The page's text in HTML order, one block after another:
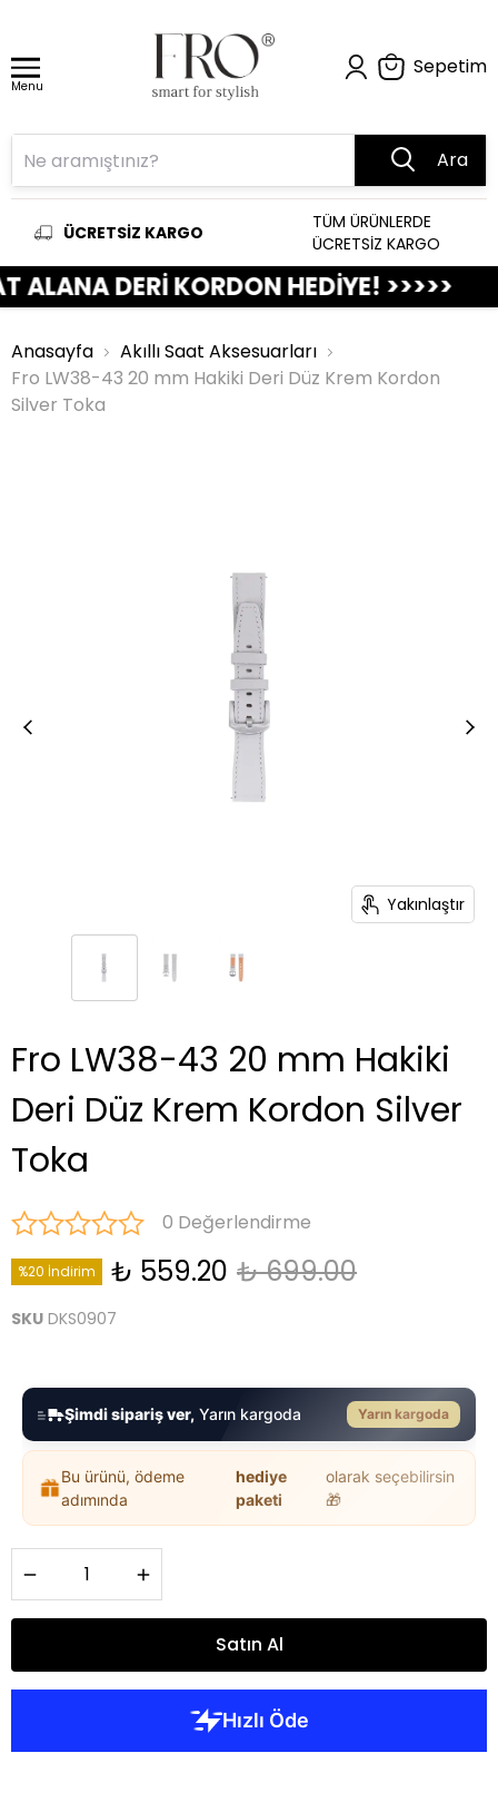
Menu
Sepetim
Ara
ÜCRETSİZ KARGO
TÜM ÜRÜNLERDE
ÜCRETSİZ KARGO
DERİ KORDON HEDİYE! >>>>>
Anasayfa
Akıllı Saat Aksesuarları
Fro LW38-43 20 mm Hakiki Deri Düz Krem Kordon
Silver Toka
Yakınlaştır
Fro LW38-43 20 mm Hakiki
Deri Düz Krem Kordon Silver
Toka
0 Değerlendirme
%20 İndirim ₺ 559.20 ₺ 699.00
SKU DKS0907
Şimdi sipariş ver, Yarın kargoda Yarın kargoda
Bu ürünü, ödeme
adımında
hediye
paketi
olarak seçebilirsin
🎁
Satın Al